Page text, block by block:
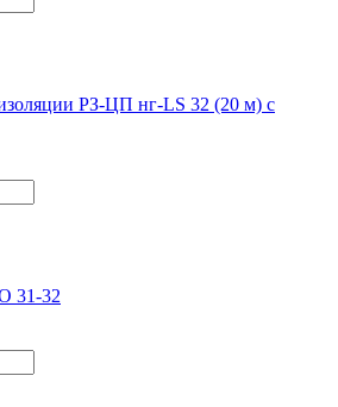
РЗ-ЦП нг-LS 32 (20 м) с
31-32